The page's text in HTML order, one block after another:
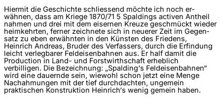
Hiermit die Geschichte schliessend möchte ich noch er­
wähnen, dass am Kriege 1870/71 5 Spaldings activen Antheil
nahmen und drei mit dem eisernen Kreuze geschmückt wieder
heimkehrten, ferner zeichnete sich in neuerer Zeit im Gegen­
satz zu eben erwähnten in den Künsten des Friedens,
Heinrich Andreas, Bruder des Verfassers, durch die Erfindung
leicht ver­legbarer Feldeisenbahnen aus. Er half damit die
Production in Land- und Forstwirthschaft erheblich
verbilligen. Die Be­zeichnung: „Spalding‘s Feldeisenbahnen“
wird eine dauernde sein, wiewohl schon jetzt eine Menge
Nachahmungen mit der tief durchdachten, ungemein
praktischen Konstruktion Heinrich‘s wenig gemein haben.